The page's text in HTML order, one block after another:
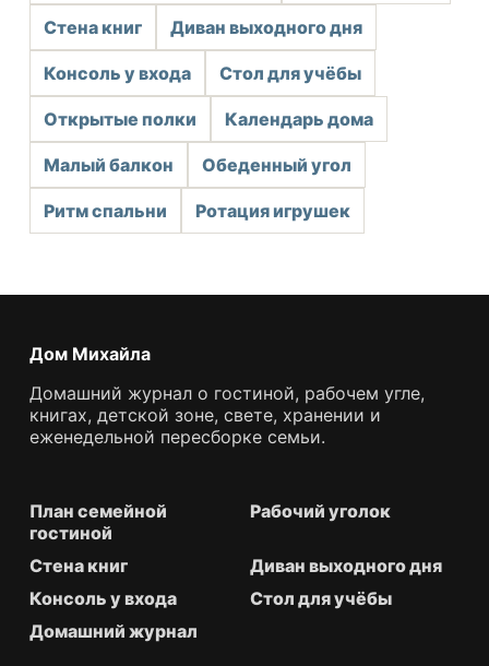
Стена книг Диван выходного дня
Консоль у входа Стол для учёбы
Открытые полки Календарь дома
Малый балкон Обеденный угол
Ритм спальни Ротация игрушек
Дом Михайла
Домашний журнал о гостиной, рабочем угле,
книгах, детской зоне, свете, хранении и
еженедельной пересборке семьи.
План семейной
гостиной
Рабочий уголок
Стена книг
Диван выходного дня
Консоль у входа
Стол для учёбы
Домашний журнал